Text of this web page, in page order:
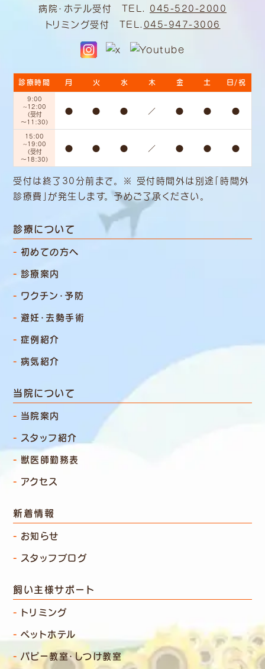
病院・ホテル受付 TEL. 045-520-2000
トリミング受付 TEL. 045-947-3006
診療時間 月 火 水 木 金 土 日/祝
9:00
~12:00
（受付
～11:30）
● ● ● ／ ● ● ●
15:00
~19:00
（受付
～18:30）
● ● ● ／ ● ● ●
受付は終了30分前まで。 ※ 受付時間外は別途「時間外
診療費」 が発生します。 予めご了承ください。
診療について
初めての方へ
診療案内
ワクチン・予防
避妊・去勢手術
症例紹介
病気紹介
当院について
当院案内
スタッフ紹介
獣医師勤務表
アクセス
新着情報
お知らせ
スタッフブログ
飼い主様サポート
トリミング
ペットホテル
パピー教室・しつけ教室